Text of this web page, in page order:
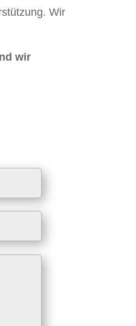
Wir
wir